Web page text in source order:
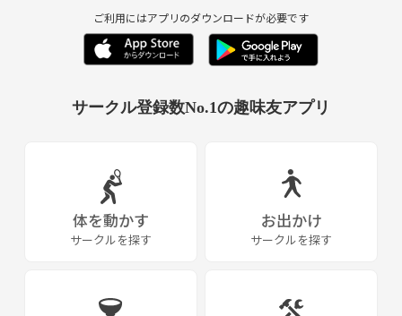
・経験者と初心者に差が出ないスポーツ
（例）フラバールバレー
・T-シャツにペイント遊び
・お菓子の家作り対決 など
┈┈┈┈┈┈┈┈┈┈┈┈┈┈┈┈┈┈┈┈
【禁止事項】
誰にでも安心して参加してもらうために、
●しつこい誘い・相手が不快に思う行為をする人
ご利用にはアプリのダウンロードが必要です
サークル登録数No.1の趣味友アプリ
体を動かす
サークルを探す
お出かけ
サークルを探す